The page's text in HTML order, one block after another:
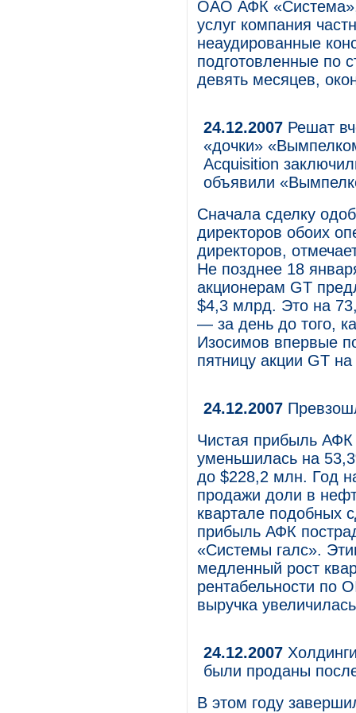
ОАО АФК «Система»,
услуг компания
неаудированные
подготовленные по
девять месяцев,
24.12.2007 Решат
«дочки»
Acquisition
объявили
Сначала сделку
директоров обоих
директоров,
Не позднее 18
акционерам GT
$4,3 млрд. Это на
— за день до того,
Изосимов впервые
пятницу акции GT
24.12.2007
Чистая прибыль АФК
уменьшилась на
до $228,2 млн. Год
продажи доли в
квартале подобных
прибыль АФК
«Системы галс».
медленный рост
рентабельности по
выручка
24.12.2007
были проданы
В этом году